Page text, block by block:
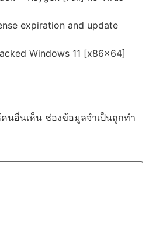
expiration and update
Windows 11 [x86x64]
นอื่นเห็น ช่องข้อมูลจำเป็นถูกทำ